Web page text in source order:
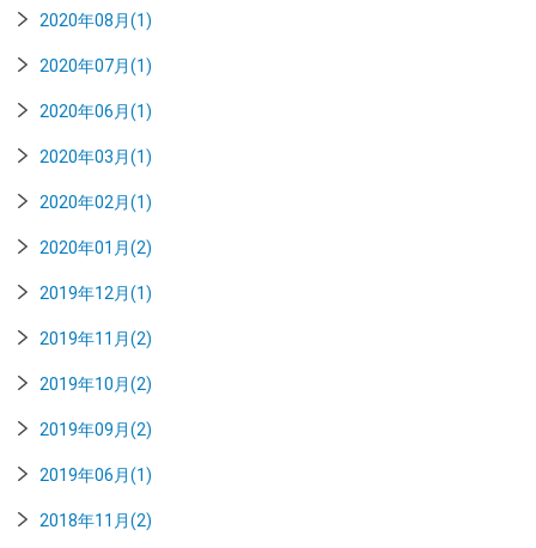
2020年08月(1)
2020年07月(1)
2020年06月(1)
2020年03月(1)
2020年02月(1)
2020年01月(2)
2019年12月(1)
2019年11月(2)
2019年10月(2)
2019年09月(2)
2019年06月(1)
2018年11月(2)